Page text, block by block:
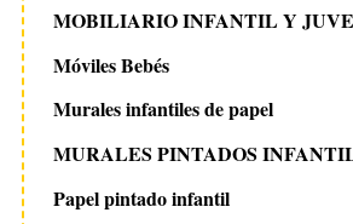
MOBILIARIO INFANTIL Y
Móviles Bebés
Murales infantiles de papel
MURALES PINTADOS
Papel pintado infantil